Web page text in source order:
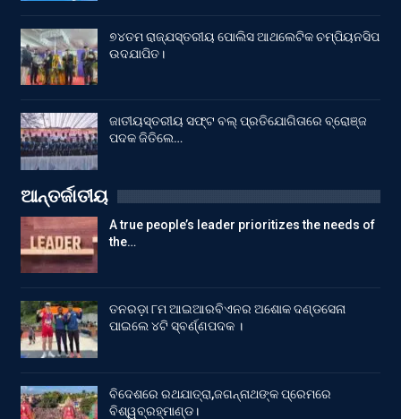
୭୪ତମ ରାଜ୍ଯସ୍ତରୀୟ ପୋଲିସ ଆଥଲେଟିକ ଚମ୍ପିୟନସିପ
ଉଦଯାପିତ।
ଜାତୀୟସ୍ତରୀୟ ସଫ୍ଟ ବଲ୍ ପ୍ରତିଯୋଗିତାରେ ବ୍ରୋଞ୍ଜ
ପଦକ ଜିତିଲେ…
ଆନ୍ତର୍ଜାତୀୟ
A true people’s leader prioritizes the needs of
the…
ତନରଡ଼ା ୮ମ ଆଇଆରବିଏନର ଅଶୋକ ଦଣ୍ଡସେନା
ପାଇଲେ ୪ଟି ସ୍ବର୍ଣ୍ଣପଦକ ।
ବିଦେଶରେ ରଥଯାତ୍ରା,ଜଗନ୍ନାଥଙ୍କ ପ୍ରେମରେ
ବିଶ୍ୱବ୍ରହ୍ମାଣ୍ଡ।